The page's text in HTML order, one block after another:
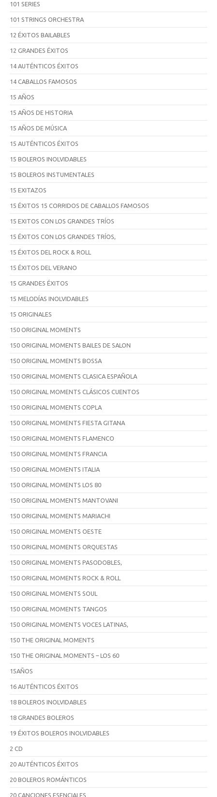
101 SERIES
101 STRINGS ORCHESTRA
12 ÉXITOS BAILABLES
12 GRANDES ÉXITOS
14 AUTÉNTICOS ÉXITOS
14 CABALLOS FAMOSOS
15 AÑOS
15 AÑOS DE HISTORIA
15 AÑOS DE MÚSICA
15 AUTÉNTICOS ÉXITOS
15 BOLEROS INOLVIDABLES
15 BOLEROS INSTUMENTALES
15 EXITAZOS
15 ÉXITOS 15 CORRIDOS DE CABALLOS FAMOSOS
15 EXITOS CON LOS GRANDES TRÍOS
15 ÉXITOS CON LOS GRANDES TRÍOS,
15 ÉXITOS DEL ROCK & ROLL
15 ÉXITOS DEL VERANO
15 GRANDES ÉXITOS
15 MELODÍAS INOLVIDABLES
15 ORIGINALES
150 ORIGINAL MOMENTS
150 ORIGINAL MOMENTS BAILES DE SALON
150 ORIGINAL MOMENTS BOSSA
150 ORIGINAL MOMENTS CLASICA ESPAÑOLA
150 ORIGINAL MOMENTS CLÁSICOS CUENTOS
150 ORIGINAL MOMENTS COPLA
150 ORIGINAL MOMENTS FIESTA GITANA
150 ORIGINAL MOMENTS FLAMENCO
150 ORIGINAL MOMENTS FRANCIA
150 ORIGINAL MOMENTS ITALIA
150 ORIGINAL MOMENTS LOS 80
150 ORIGINAL MOMENTS MANTOVANI
150 ORIGINAL MOMENTS MARIACHI
150 ORIGINAL MOMENTS OESTE
150 ORIGINAL MOMENTS ORQUESTAS
150 ORIGINAL MOMENTS PASODOBLES,
150 ORIGINAL MOMENTS ROCK & ROLL
150 ORIGINAL MOMENTS SOUL
150 ORIGINAL MOMENTS TANGOS
150 ORIGINAL MOMENTS VOCES LATINAS,
150 THE ORIGINAL MOMENTS
150 THE ORIGINAL MOMENTS – LOS 60
15AÑOS
16 AUTÉNTICOS ÉXITOS
18 BOLEROS INOLVIDABLES
18 GRANDES BOLEROS
19 ÉXITOS BOLEROS INOLVIDABLES
2 CD
20 AUTÉNTICOS ÉXITOS
20 BOLEROS ROMÁNTICOS
20 CANCIONES ESENCIALES